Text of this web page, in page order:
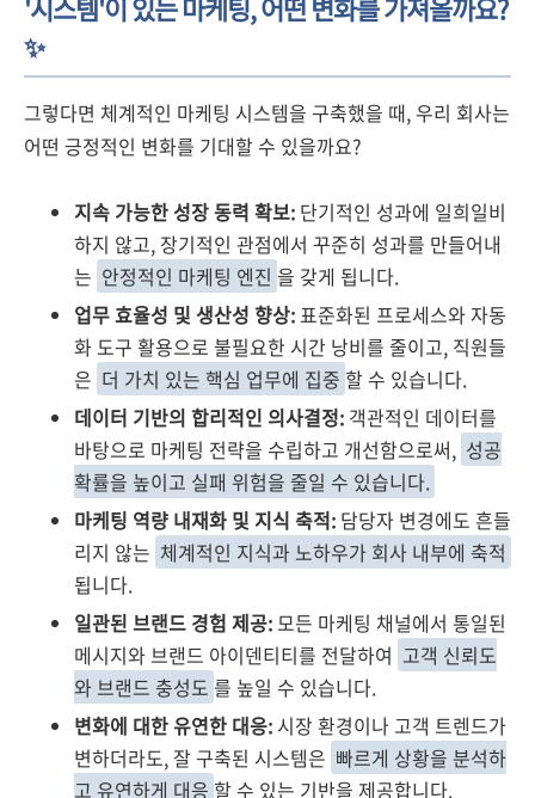
✨
그렇다면 체계적인 마케팅 시스템을 구축했을 때, 우리 회사는
어떤 긍정적인 변화를 기대할 수 있을까요?
지속 가능한 성장 동력 확보: 단기적인 성과에 일희일비
하지 않고, 장기적인 관점에서 꾸준히 성과를 만들어내
는 안정적인 마케팅 엔진 을 갖게 됩니다.
업무 효율성 및 생산성 향상:표준화된 프로세스와 자동
화 도구 활용으로 불필요한 시간 낭비를 줄이고, 직원들
은 더 가치 있는 핵심 업무에 집중 할 수 있습니다.
데이터 기반의 합리적인 의사결정: 객관적인 데이터를
바탕으로 마케팅 전략을 수립하고 개선함으로써, 성공
확률을 높이고 실패 위험을 줄일 수 있습니다.
마케팅 역량 내재화 및 지식 축적: 담당자 변경에도 흔들
리지 않는 체계적인 지식과 노하우가 회사 내부에 축적
됩니다.
일관된 브랜드 경험 제공:모든 마케팅 채널에서 통일된
메시지와 브랜드 아이덴티티를 전달하여 고객 신뢰도
와 브랜드 충성도 를 높일 수 있습니다.
변화에 대한 유연한 대응: 시장 환경이나 고객 트렌드가
변하더라도, 잘 구축된 시스템은 빠르게 상황을 분석하
고 유연하게 대응 할 수 있는 기반을 제공합니다.